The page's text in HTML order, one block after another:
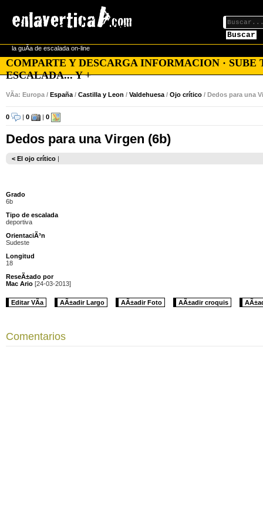
Buscar
la guÃ­a de escalada on-line
COMPARTE Y DESCARGA INFORMACION · SUBE
ESCALADA... Y +
VÃ­a: Europa / España / Castilla y Leon / Valdehuesa / Ojo crítico / Dedos para una
0 | 0 | 0
Dedos para una Virgen (6b)
< El ojo crítico |
Grado
6b
Tipo de escalada
deportiva
OrientaciÃ³n
Sudeste
Longitud
18
ReseÃ±ado por
Mac Ario [24-03-2013]
Editar VÃ­a AÃ±adir Largo AÃ±adir Foto AÃ±adir croquis
Comentarios